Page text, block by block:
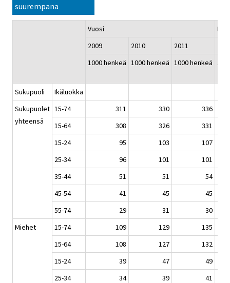
suurempana
Vuosi
2009
2010 2011
1000 henkeä 1000 henkeä 1000 henkeä
Sukupuoli
Ikäluokka
Sukupuolet
yhteensä
15-74 311 330
336
15-64
308 326
331
15-24
95 103
107
25-34
96 101
101
35-44
51 51
54
45-54
41 45
45
55-74
29 31
30
Miehet
15-74 109 129
135
15-64
108 127
132
15-24
39 47
49
25-34
34 39
41